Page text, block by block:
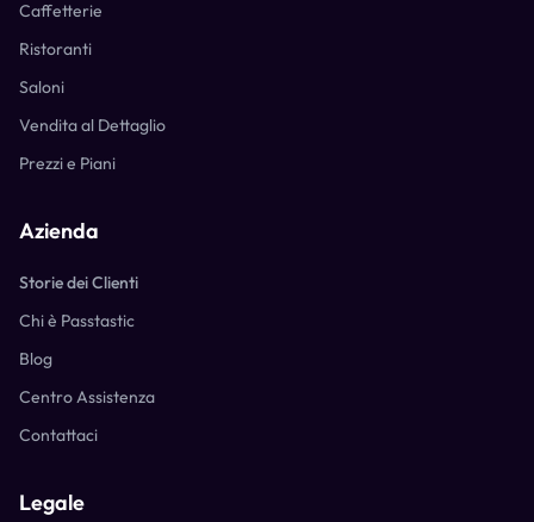
Caffetterie
Ristoranti
Saloni
Vendita al Dettaglio
Prezzi e Piani
Azienda
Storie dei Clienti
Chi è Passtastic
Blog
Centro Assistenza
Contattaci
Legale